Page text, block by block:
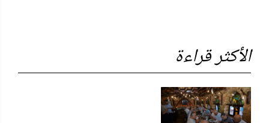
الأكثر قراءة